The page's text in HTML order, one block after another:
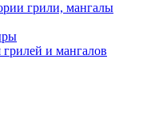
грили, мангалы
и мангалов